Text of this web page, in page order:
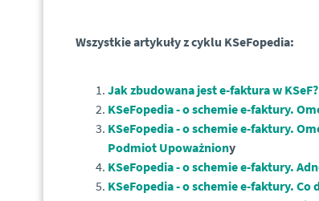
Wszystkie artykuły z cyklu KSeFopedia:
Jak zbudowana jest e-faktura w KSeF?
KSeFopedia - o schemie e-faktury.
KSeFopedia - o schemie e-faktury.
Podmiot Upoważniony
KSeFopedia - o schemie e-faktury.
KSeFopedia - o schemie e-faktury. Co